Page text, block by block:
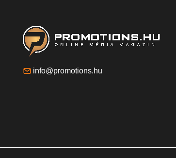
info@promotions.hu